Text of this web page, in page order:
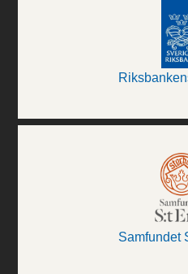
Samfundet